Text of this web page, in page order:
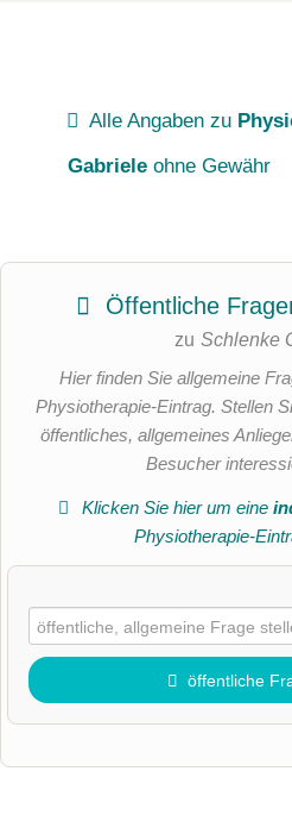
Alle Angaben zu
Gabriele ohne Gewähr
Öffentliche
zu Schlenke
Hier finden Sie allgemeine
Physiotherapie-Eintrag. Stellen
öffentliches, allgemeines
Besucher
Klicken Sie hier um eine
Physiotherapie-
öffentliche